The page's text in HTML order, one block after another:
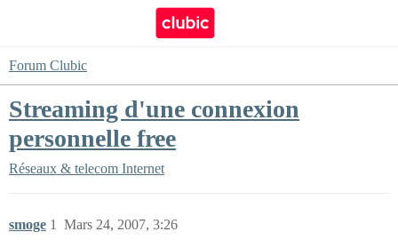
Forum Clubic
Streaming d'une connexion
personnelle free
Réseaux & telecom Internet
smoge Mars 24, 2007, 3:26
1